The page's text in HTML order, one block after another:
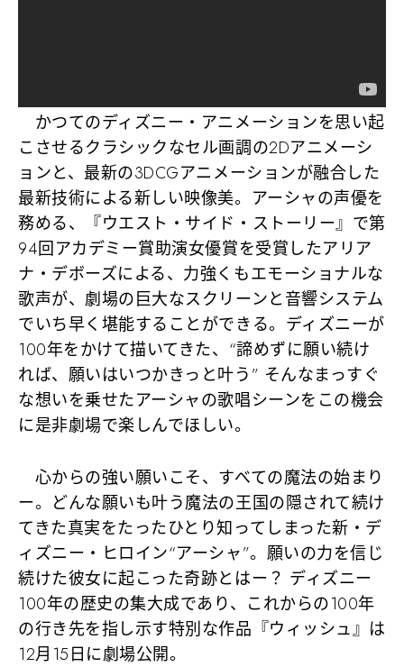
かつてのディズニー・アニメーションを思い起
こさせるクラシックなセル画調の2Dアニメーシ
ョンと、最新の3DCGアニメーションが融合した
最新技術による新しい映像美。アーシャの声優を
務める、『ウエスト・サイド・ストーリー』で第
94回アカデミー賞助演女優賞を受賞したアリア
ナ・デボーズによる、力強くもエモーショナルな
歌声が、劇場の巨大なスクリーンと音響システム
でいち早く堪能することができる。ディズニーが
100年をかけて描いてきた、“諦めずに願い続け
れば、願いはいつかきっと叶う” そんなまっすぐ
な想いを乗せたアーシャの歌唱シーンをこの機会
に是非劇場で楽しんでほしい。
心からの強い願いこそ、すべての魔法の始まり
ー。どんな願いも叶う魔法の王国の隠されて続け
てきた真実をたったひとり知ってしまった新・デ
ィズニー・ヒロイン“アーシャ”。願いの力を信じ
続けた彼女に起こった奇跡とはー？ ディズニー
100年の歴史の集大成であり、これからの100年
の行き先を指し示す特別な作品『ウィッシュ』は
12月15日に劇場公開。